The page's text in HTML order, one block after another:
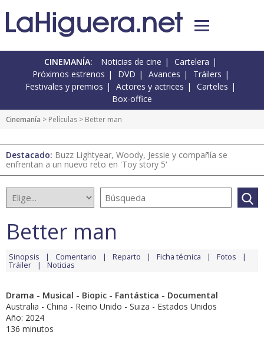
CINEMANÍA: Noticias de cine
Cartelera
Próximos estrenos
DVD Avances
Tráilers
Festivales y premios
Actores y actrices
Carteles
Box-office
Cinemanía > Películas > Better man
Destacado: Buzz Lightyear, Woody, Jessie y compañía se
enfrentan a un nuevo reto en 'Toy story 5'
Better man
Sinopsis Comentario Reparto Ficha técnica Fotos
Tráiler Noticias
Drama - Musical - Biopic - Fantástica - Documental
Australia - China - Reino Unido - Suiza - Estados Unidos
Año: 2024
136 minutos